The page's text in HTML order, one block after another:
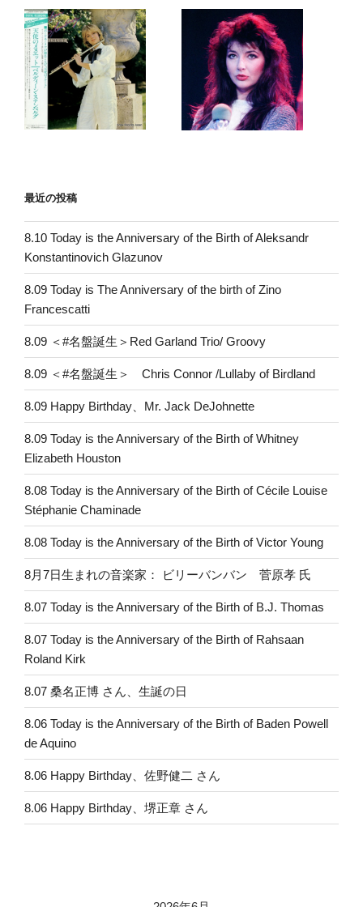
最近の投稿
8.10 Today is the Anniversary of the Birth of Aleksandr
Konstantinovich Glazunov
8.09 Today is The Anniversary of the birth of Zino
Francescatti
8.09 ＜#名盤誕生＞Red Garland Trio/ Groovy
8.09 ＜#名盤誕生＞ Chris Connor /Lullaby of Birdland
8.09 Happy Birthday、Mr. Jack DeJohnette
8.09 Today is the Anniversary of the Birth of Whitney
Elizabeth Houston
8.08 Today is the Anniversary of the Birth of Cécile Louise
Stéphanie Chaminade
8.08 Today is the Anniversary of the Birth of Victor Young
8月7日生まれの音楽家： ビリーバンバン 菅原孝 氏
8.07 Today is the Anniversary of the Birth of B.J. Thomas
8.07 Today is the Anniversary of the Birth of Rahsaan
Roland Kirk
8.07 桑名正博 さん、生誕の日
8.06 Today is the Anniversary of the Birth of Baden Powell
de Aquino
8.06 Happy Birthday、佐野健二 さん
8.06 Happy Birthday、堺正章 さん